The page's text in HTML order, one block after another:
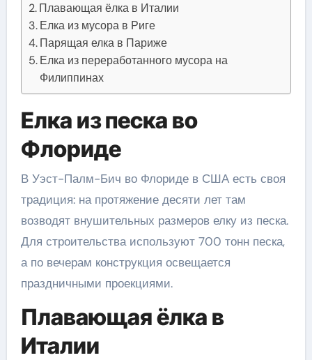
Плавающая ёлка в Италии
Елка из мусора в Риге
Парящая елка в Париже
Елка из переработанного мусора на
Филиппинах
Елка из песка во
Флориде
В Уэст-Палм-Бич во Флориде в США есть своя
традиция: на протяжение десяти лет там
возводят внушительных размеров елку из песка.
Для строительства используют 700 тонн песка,
а по вечерам конструкция освещается
праздничными проекциями.
Плавающая ёлка в
Италии